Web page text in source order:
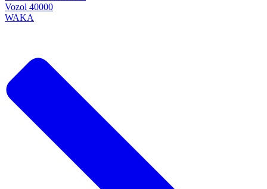
Vozol 40000
WAKA